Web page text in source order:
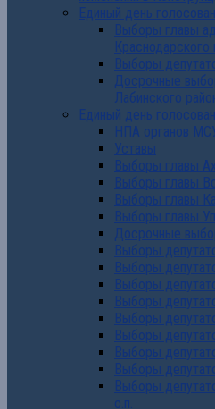
Единый день
Выборы главы
Краснодарского
Выборы
Досрочные
Лабинского
Единый день
НПА органов
Уставы
Выборы главы
Выборы главы
Выборы главы
Выборы главы
Досрочные
Выборы
Выборы
Выборы
Выборы
Выборы
Выборы
Выборы
Выборы
Выборы
с.п.